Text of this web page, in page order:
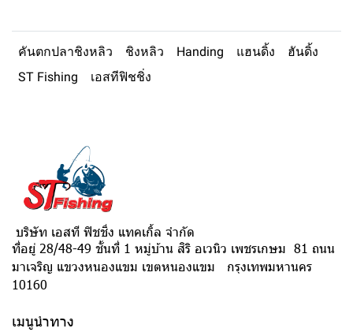
คันตกปลาชิงหลิว ชิงหลิว Handing แฮนดิ้ง
ฮันดิ้ง
ST Fishing
เอสทีฟิชชิ่ง
บริษัท เอสที ฟิชชิ่ง แทคเกิ้ล จำกัด
ที่อยู่ 28/48-49 ชั้นที่ 1 หมู่บ้าน สิริ อเวนิว เพชรเกษม 81 ถนน
มาเจริญ แขวงหนองแขม เขตหนองแขม กรุงเทพมหานคร
10160
เมนูนำทาง